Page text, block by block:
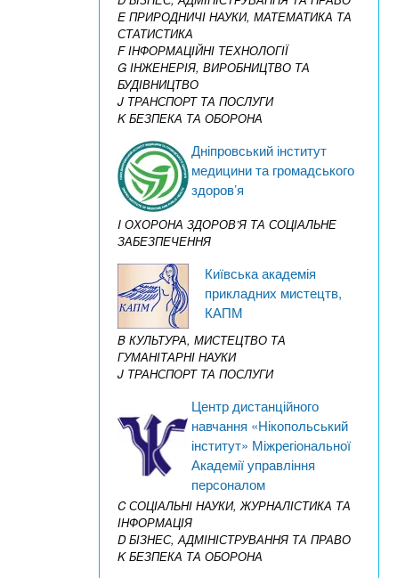
E ПРИРОДНИЧІ НАУКИ, МАТЕМАТИКА ТА
СТАТИСТИКА
F ІНФОРМАЦІЙНІ ТЕХНОЛОГІЇ
G ІНЖЕНЕРІЯ, ВИРОБНИЦТВО ТА
БУДІВНИЦТВО
J ТРАНСПОРТ ТА ПОСЛУГИ
K БЕЗПЕКА ТА ОБОРОНА
Дніпровський інститут
медицини та громадського
здоров’я
I ОХОРОНА ЗДОРОВ’Я ТА СОЦІАЛЬНЕ
ЗАБЕЗПЕЧЕННЯ
Київська академія
прикладних мистецтв,
КАПМ
B КУЛЬТУРА, МИСТЕЦТВО ТА
ГУМАНІТАРНІ НАУКИ
J ТРАНСПОРТ ТА ПОСЛУГИ
Центр дистанційного
навчання «Нікопольський
інститут» Міжрегіональної
Академії управління
персоналом
C СОЦІАЛЬНІ НАУКИ, ЖУРНАЛІСТИКА ТА
ІНФОРМАЦІЯ
D БІЗНЕС, АДМІНІСТРУВАННЯ ТА ПРАВО
K БЕЗПЕКА ТА ОБОРОНА